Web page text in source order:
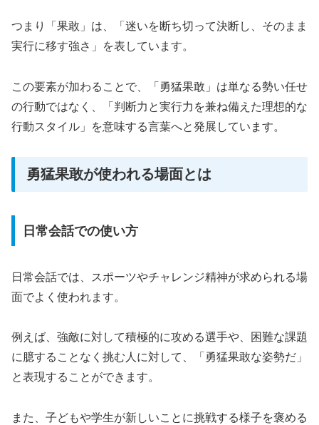
つまり「果敢」は、「迷いを断ち切って決断し、そのまま
実行に移す強さ」を表しています。
この要素が加わることで、「勇猛果敢」は単なる勢い任せ
の行動ではなく、「判断力と実行力を兼ね備えた理想的な
行動スタイル」を意味する言葉へと発展しています。
勇猛果敢が使われる場面とは
日常会話での使い方
日常会話では、スポーツやチャレンジ精神が求められる場
面でよく使われます。
例えば、強敵に対して積極的に攻める選手や、困難な課題
に臆することなく挑む人に対して、「勇猛果敢な姿勢だ」
と表現することができます。
また、子どもや学生が新しいことに挑戦する様子を褒める